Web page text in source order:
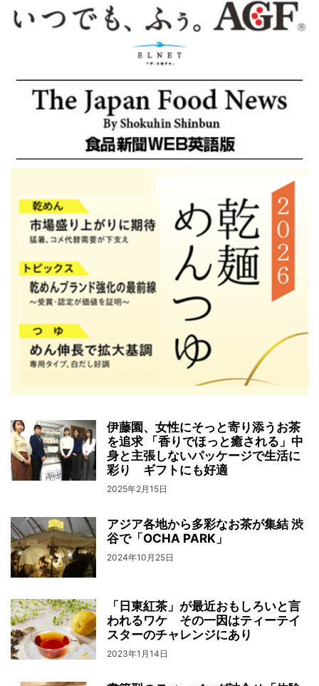
伊藤園、女性にそっと寄り添うお茶
を追求 「香りでほっと癒される」中
身と主張しないパッケージで生活に
彩り ギフトにも好適
2025年2月15日
アジア各地から多彩なお茶が集結 渋
谷で「OCHA PARK」
2024年10月25日
「日東紅茶」が最近おもしろいと言
われるワケ その一因はティーテイ
スターのチャレンジにあり
2023年1月14日